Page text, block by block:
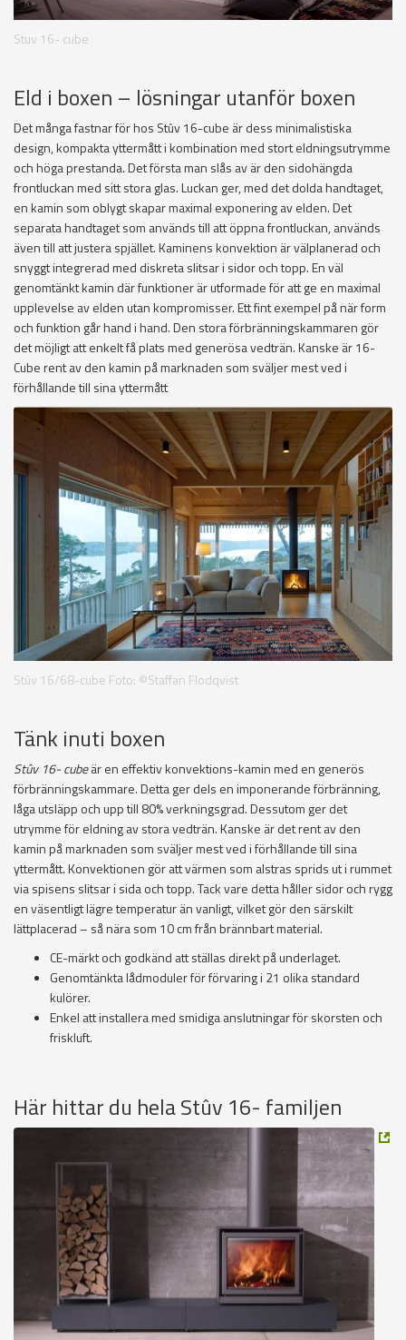
Stuv 16- cube
Eld i boxen – lösningar utanför boxen
Det många fastnar för hos Stûv 16-cube är dess minimalistiska
design, kompakta yttermått i kombination med stort eldningsutrymme
och höga prestanda. Det första man slås av är den sidohängda
frontluckan med sitt stora glas. Luckan ger, med det dolda handtaget,
en kamin som oblygt skapar maximal exponering av elden. Det
separata handtaget som används till att öppna frontluckan, används
även till att justera spjället. Kaminens konvektion är välplanerad och
snyggt integrerad med diskreta slitsar i sidor och topp. En väl
genomtänkt kamin där funktioner är utformade för att ge en maximal
upplevelse av elden utan kompromisser. Ett fint exempel på när form
och funktion går hand i hand. Den stora förbränningskammaren gör
det möjligt att enkelt få plats med generösa vedträn. Kanske är 16-
Cube rent av den kamin på marknaden som sväljer mest ved i
förhållande till sina yttermått
Stûv 16/68-cube Foto: ©Staffan Flodqvist
Tänk inuti boxen
Stûv 16- cubeär en effektiv konvektions-kamin med en generös
förbränningskammare. Detta ger dels en imponerande förbränning,
låga utsläpp och upp till 80% verkningsgrad. Dessutom ger det
utrymme för eldning av stora vedträn. Kanske är det rent av den
kamin på marknaden som sväljer mest ved i förhållande till sina
yttermått. Konvektionen gör att värmen som alstras sprids ut i rummet
via spisens slitsar i sida och topp. Tack vare detta håller sidor och rygg
en väsentligt lägre temperatur än vanligt, vilket gör den särskilt
lättplacerad – så nära som 10 cm från brännbart material.
CE-märkt och godkänd att ställas direkt på underlaget.
Genomtänkta lådmoduler för förvaring i 21 olika standard
kulörer.
Enkel att installera med smidiga anslutningar för skorsten och
friskluft.
Här hittar du hela Stûv 16- familjen